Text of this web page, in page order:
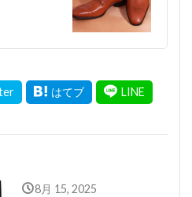
8月 15, 2025